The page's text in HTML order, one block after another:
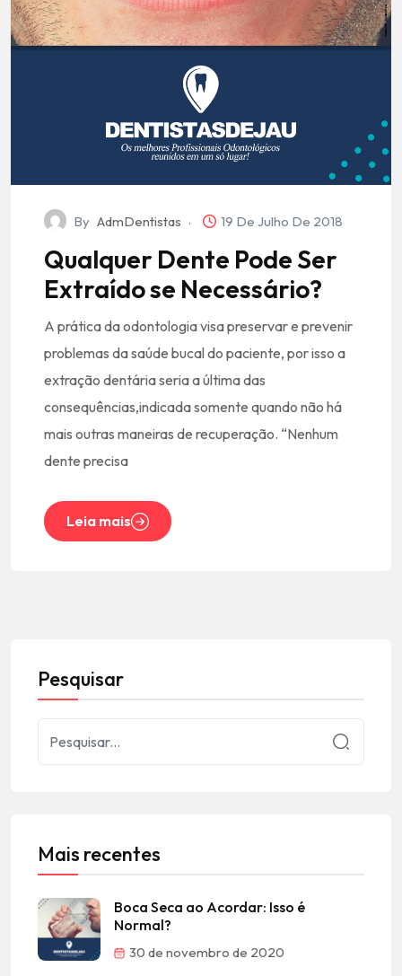
By AdmDentistas 19 De Julho De 2018
Qualquer Dente Pode Ser
Extraído se Necessário?
A prática da odontologia visa preservar e prevenir
problemas da saúde bucal do paciente, por isso a
extração dentária seria a última das
consequências,indicada somente quando não há
mais outras maneiras de recuperação. “Nenhum
dente precisa
Leia mais
Pesquisar
Mais recentes
Boca Seca ao Acordar: Isso é
Normal?
30 de novembro de 2020